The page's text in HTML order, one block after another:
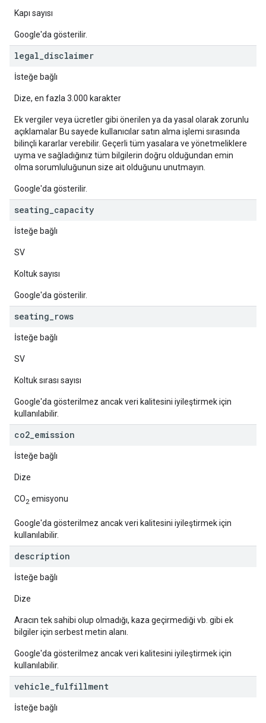
Kapı sayısı
Google'da gösterilir.
legal disclaimer
İsteğe bağlı
Dize, en fazla 3.000 karakter
Ek vergiler veya ücretler gibi önerilen ya da yasal olarak zorunlu
açıklamalar Bu sayede kullanıcılar satın alma işlemi sırasında
bilinçli kararlar verebilir. Geçerli tüm yasalara ve yönetmeliklere
uyma ve sağladığınız tüm bilgilerin doğru olduğundan emin
olma sorumluluğunun size ait olduğunu unutmayın.
Google'da gösterilir.
seating capacity
İsteğe bağlı
SV
Koltuk sayısı
Google'da gösterilir.
seating rows
İsteğe bağlı
SV
Koltuk sırası sayısı
Google'da gösterilmez ancak veri kalitesini iyileştirmek için
kullanılabilir.
co2 emission
İsteğe bağlı
Dize
CO2 emisyonu
Google'da gösterilmez ancak veri kalitesini iyileştirmek için
kullanılabilir.
description
İsteğe bağlı
Dize
Aracın tek sahibi olup olmadığı, kaza geçirmediği vb. gibi ek
bilgiler için serbest metin alanı.
Google'da gösterilmez ancak veri kalitesini iyileştirmek için
kullanılabilir.
vehicle fulfillment
İsteğe bağlı